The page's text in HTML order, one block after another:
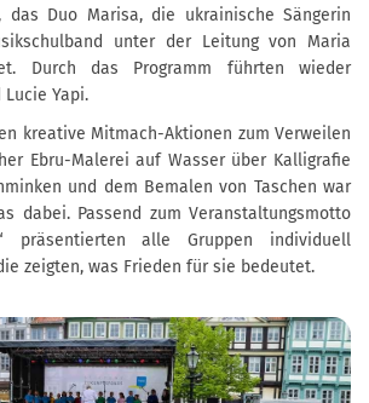
das Duo Marisa, die ukrainische Sängerin
unter der Leitung von Maria
Durch das Programm führten wieder
Lucie Yapi.
kreative Mitmach-Aktionen zum Verweilen
Ebru-Malerei auf Wasser über Kalligrafie
und dem Bemalen von Taschen war
dabei. Passend zum Veranstaltungsmotto
präsentierten alle Gruppen individuell
zeigten, was Frieden für sie bedeutet.